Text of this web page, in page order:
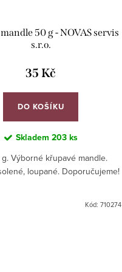
50 g - NOVAS servis
s.r.o.
35 Kč
DO KOŠÍKU
Skladem 203 ks
Výborné křupavé mandle.
loupané. Doporučujeme!
Kód: 710274